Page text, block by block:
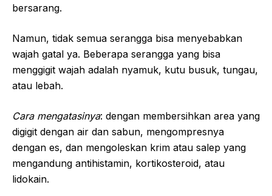
bersarang.
Namun, tidak semua serangga bisa menyebabkan
wajah gatal ya. Beberapa serangga yang bisa
menggigit wajah adalah nyamuk, kutu busuk, tungau,
atau lebah.
Cara mengatasinya: dengan membersihkan area yang
digigit dengan air dan sabun, mengompresnya
dengan es, dan mengoleskan krim atau salep yang
mengandung antihistamin, kortikosteroid, atau
lidokain.